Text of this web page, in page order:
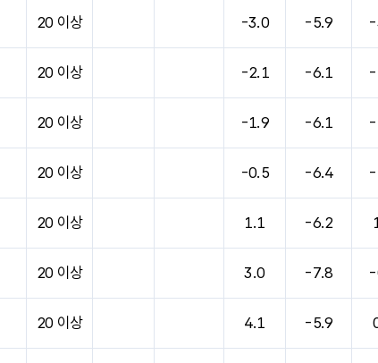
20 이상 -3.0 -5.9
20 이상 -2.1 -6.1 -
20 이상 -1.9 -6.1 -
20 이상 -0.5 -6.4 -
20 이상 1.1 -6.2
20 이상 3.0 -7.8 -
20 이상 4.1 -5.9